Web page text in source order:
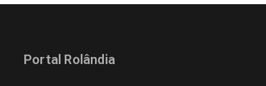
Portal Rolândia